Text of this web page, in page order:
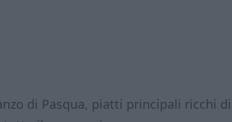
di Pasqua, piatti principali ricchi di